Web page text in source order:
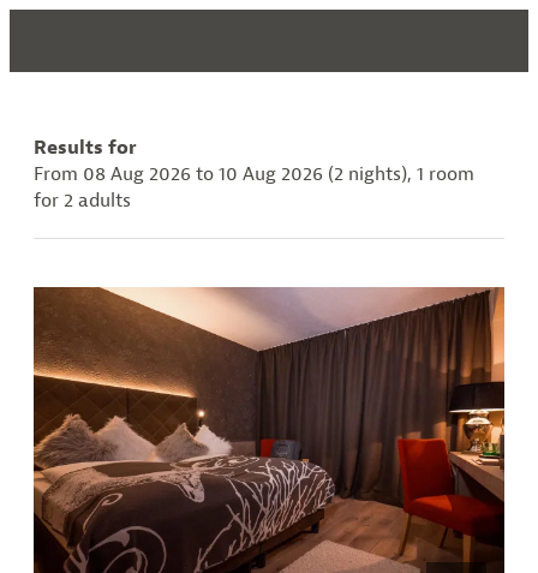
Results for
From 08 Aug 2026 to 10 Aug 2026 (2 nights), 1 room
for 2 adults